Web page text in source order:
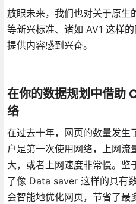
放眼未来，我们也对关于原生
等新兴标准、诸如 AV1 这样
提供内容感到兴奋。
在你的数据规划中借助
络
在过去十年，网页的数量发生
户是第一次使用网络，上网流
大，或者上网速度非常慢。
了像 Data saver 这样的具有
会智能地优化网页，节省了最